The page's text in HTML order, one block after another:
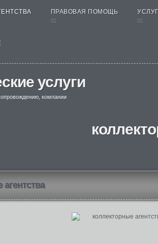
ПРАВОВАЯ ПОМОЩЬ
nt
nt
услуги
компании
агентства